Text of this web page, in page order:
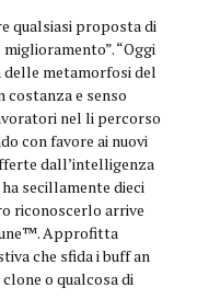
qualsiasi proposta di
“Oggi
delle metamorfosi del
costanza e senso
nel li percorso
con favore ai nuovi
dall’intelligenza
secillamente dieci
riconoscerlo arrive
Approfitta
che sfida i buff an
o qualcosa di